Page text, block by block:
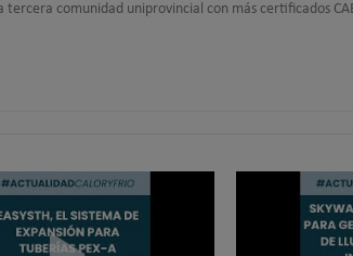
tercera comunidad uniprovincial con más certificados